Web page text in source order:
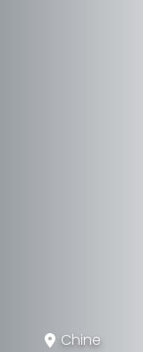
Chine